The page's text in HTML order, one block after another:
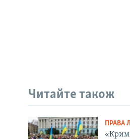
Читайте також
ПРАВА
«Крим